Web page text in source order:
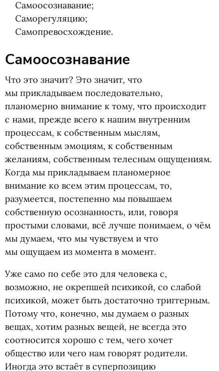
Самоосознавание;
Саморегуляцию;
Самопревосхождение.
Самоосознавание
Что это значит? Это значит, что
мы прикладываем последовательно,
планомерно внимание к тому, что происходит
с нами, прежде всего к нашим внутренним
процессам, к собственным мыслям,
собственным эмоциям, к собственным
желаниям, собственным телесным ощущениям.
Когда мы прикладываем планомерное
внимание ко всем этим процессам, то,
разумеется, постепенно мы повышаем
собственную осознанность, или, говоря
простыми словами, всё лучше понимаем, о чём
мы думаем, что мы чувствуем и что
мы ощущаем из момента в момент.
Уже само по себе это для человека с,
возможно, не окрепшей психикой, со слабой
психикой, может быть достаточно триггерным.
Потому что, конечно, мы думаем о разных
вещах, хотим разных вещей, не всегда это
соотносится хорошо с тем, чего хочет
общество или чего нам говорят родители.
Иногда это встаёт в суперпозицию